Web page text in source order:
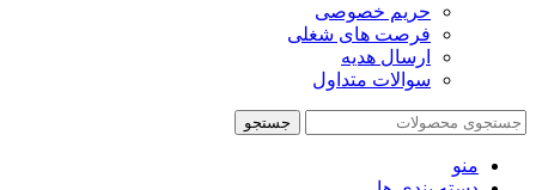
حریم خصوصی
فرصت های شغلی
ارسال هدیه
سوالات متداول
جستجو
منو